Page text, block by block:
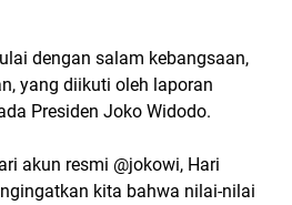
dengan salam kebangsaan,
yang diikuti oleh laporan
Presiden Joko Widodo.
akun resmi @jokowi, Hari
kita bahwa nilai-nilai